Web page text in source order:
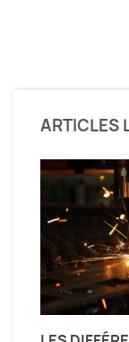
ARTICLES